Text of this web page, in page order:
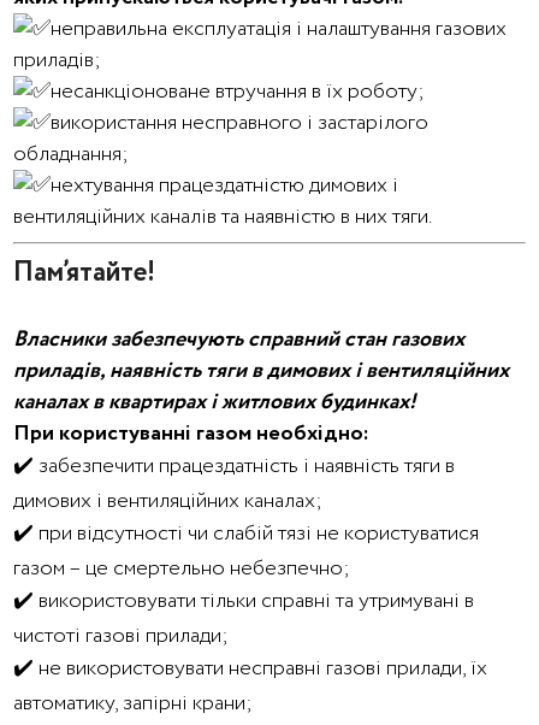
неправильна експлуатація і налаштування газових
приладів;
несанкціоноване втручання в їх роботу;
використання несправного і застарілого
обладнання;
нехтування працездатністю димових і
вентиляційних каналів та наявністю в них тяги.
Пам’ятайте!
Власники забезпечують справний стан газових
приладів, наявність тяги в димових і вентиляційних
каналах в квартирах і житлових будинках!
При користуванні газом необхідно:
✔️ забезпечити працездатність і наявність тяги в
димових і вентиляційних каналах;
✔️ при відсутності чи слабій тязі не користуватися
газом – це смертельно небезпечно;
✔️ використовувати тільки справні та утримувані в
чистоті газові прилади;
✔️ не використовувати несправні газові прилади, їх
автоматику, запірні крани;